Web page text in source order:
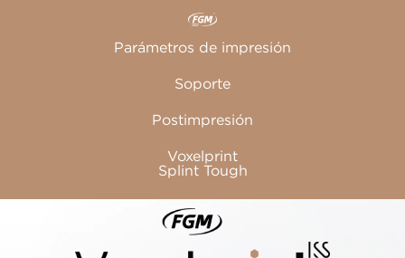
Parámetros de impresión
Soporte
Postimpresión
Voxelprint
Splint Tough